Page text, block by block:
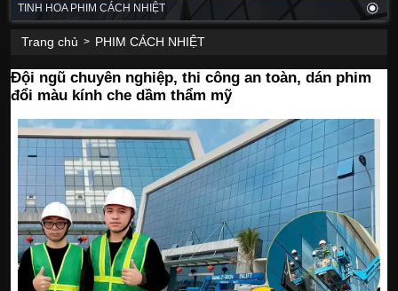
TINH HOA PHIM CÁCH NHIỆT
Trang chủ > PHIM CÁCH NHIỆT
Đội ngũ chuyên nghiệp, thi công an toàn, dán phim
đổi màu kính che dầm thẩm mỹ